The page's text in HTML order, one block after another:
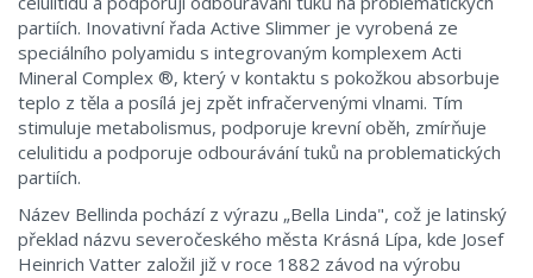
partiích. Inovativní řada Active Slimmer je vyrobená ze
speciálního polyamidu s integrovaným komplexem Acti
Mineral Complex ®, který v kontaktu s pokožkou absorbuje
teplo z těla a posílá jej zpět infračervenými vlnami. Tím
stimuluje metabolismus, podporuje krevní oběh, zmírňuje
celulitidu a podporuje odbourávání tuků na problematických
partiích.
Název Bellinda pochází z výrazu „Bella Linda", což je latinský
překlad názvu severočeského města Krásná Lípa, kde Josef
Heinrich Vatter založil již v roce 1882 závod na výrobu